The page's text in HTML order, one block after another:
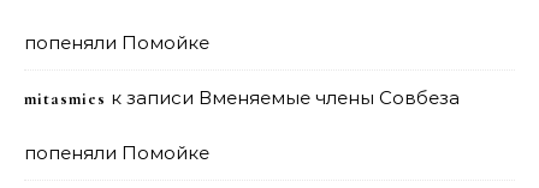
попеняли Помойке
mitasmies к записи Вменяемые члены Совбеза
попеняли Помойке